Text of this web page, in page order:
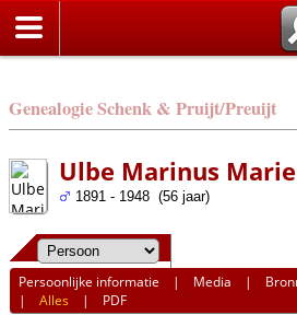
Genealogie Schenk & Pruijt/Preuijt
Ulbe Marinus
1891 - 1948 (56 jaar)
Persoonlijke informatie | Media |
|Alles | PDF